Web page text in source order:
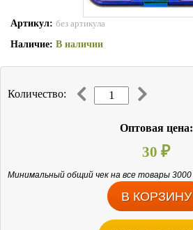
Артикул: без артикула
Наличие: В наличии
Количество:
Оптовая цена:
30 ₽
Минимальный общий чек на все товары 3000